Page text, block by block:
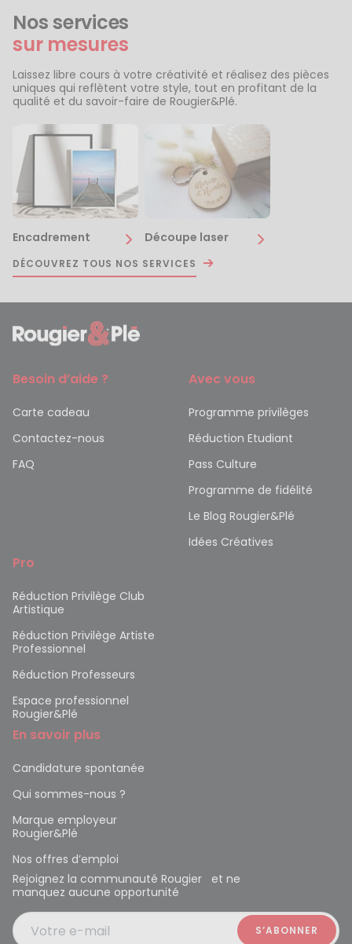
Nos services
sur mesures
Laissez libre cours à votre créativité et réalisez des pièces
uniques qui reflètent votre style, tout en profitant de la
qualité et du savoir-faire de Rougier&Plé.
Encadrement Découpe laser
DÉCOUVREZ TOUS NOS SERVICES
Besoin d’aide ?
Carte cadeau
Contactez-nous
FAQ
Avec vous
Programme privilèges
Réduction Etudiant
Pass Culture
Programme de fidélité
Le Blog Rougier&Plé
Idées Créatives
Pro
Réduction Privilège Club
Artistique
Réduction Privilège Artiste
Professionnel
Réduction Professeurs
Espace professionnel
Rougier&Plé
En savoir plus
Candidature spontanée
Qui sommes-nous ?
Marque employeur
Rougier&Plé
Nos offres d’emploi
Rejoignez la communauté Rougier et ne
manquez aucune opportunité
Votre e-mail